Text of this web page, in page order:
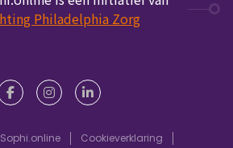
Philadelphia Zorg
Cookieverklaring